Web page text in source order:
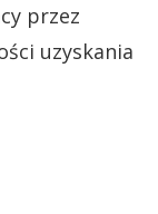
przez
uzyskania